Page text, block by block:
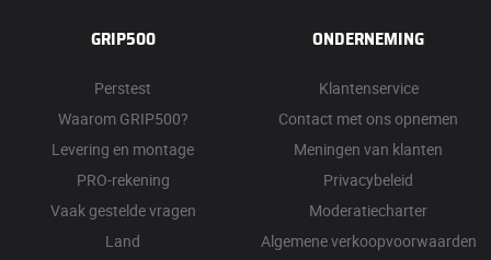
GRIP500
Perstest
Waarom GRIP500?
Levering en montage
PRO-rekening
Vaak gestelde vragen
Land
ONDERNEMING
Klantenservice
Contact met ons opnemen
Meningen van klanten
Privacybeleid
Moderatiecharter
Algemene verkoopvoorwaarden